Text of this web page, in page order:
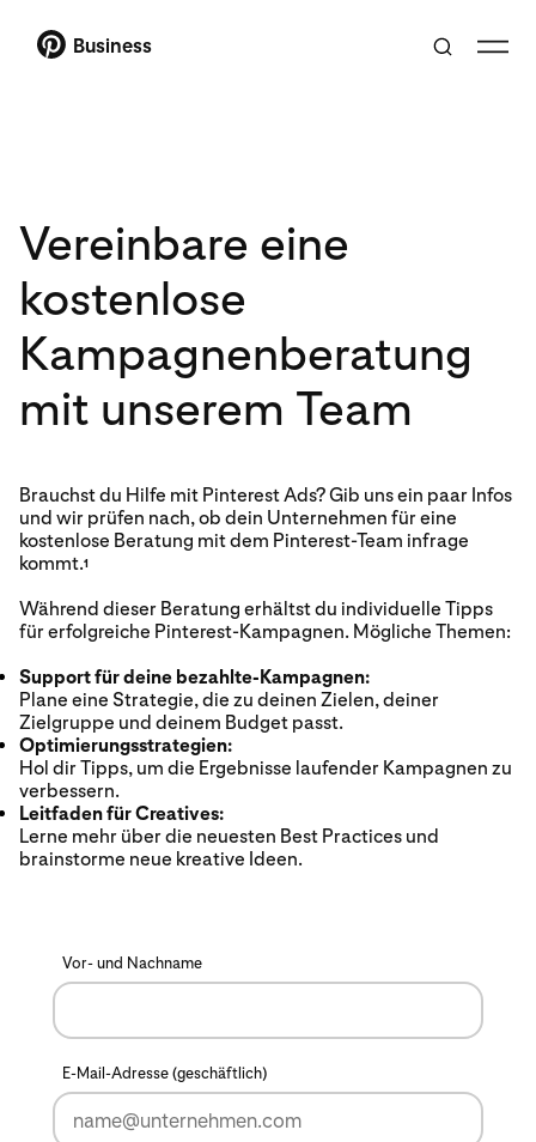
Business
Vereinbare eine
kostenlose
Kampagnenberatung
mit unserem Team
Brauchst du Hilfe mit Pinterest Ads? Gib uns ein paar Infos
und wir prüfen nach, ob dein Unternehmen für eine
kostenlose Beratung mit dem Pinterest-Team infrage
kommt.1
Während dieser Beratung erhältst du individuelle Tipps
für erfolgreiche Pinterest-Kampagnen. Mögliche Themen:
Support für deine bezahlte-Kampagnen:
Plane eine Strategie, die zu deinen Zielen, deiner
Zielgruppe und deinem Budget passt.
Optimierungsstrategien:
Hol dir Tipps, um die Ergebnisse laufender Kampagnen zu
verbessern.
Leitfaden für Creatives:
Lerne mehr über die neuesten Best Practices und
brainstorme neue kreative Ideen.
Vor- und Nachname
E-Mail-Adresse (geschäftlich)